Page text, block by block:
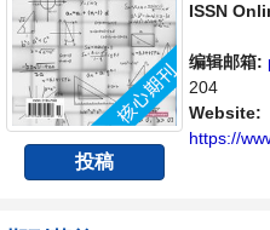
投稿
学术，集
播、分享
与发展的
ISSN
编辑邮箱:
204
Website:
https://